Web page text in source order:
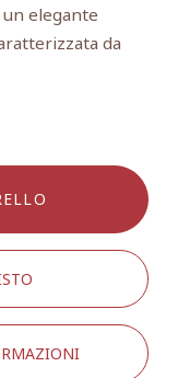
un elegante
da